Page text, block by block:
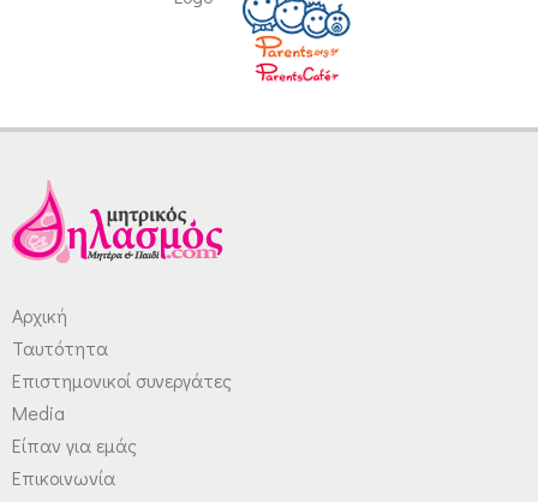
Αρχική
Ταυτότητα
Επιστημονικοί συνεργάτες
Media
Είπαν για εμάς
Επικοινωνία